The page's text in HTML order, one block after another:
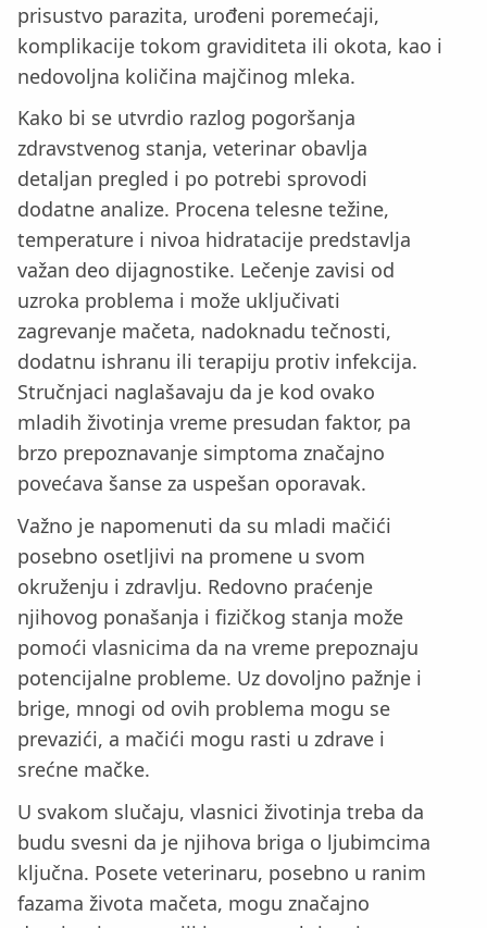
prisustvo parazita, urođeni poremećaji,
komplikacije tokom graviditeta ili okota, kao i
nedovoljna količina majčinog mleka.
Kako bi se utvrdio razlog pogoršanja
zdravstvenog stanja, veterinar obavlja
detaljan pregled i po potrebi sprovodi
dodatne analize. Procena telesne težine,
temperature i nivoa hidratacije predstavlja
važan deo dijagnostike. Lečenje zavisi od
uzroka problema i može uključivati
zagrevanje mačeta, nadoknadu tečnosti,
dodatnu ishranu ili terapiju protiv infekcija.
Stručnjaci naglašavaju da je kod ovako
mladih životinja vreme presudan faktor, pa
brzo prepoznavanje simptoma značajno
povećava šanse za uspešan oporavak.
Važno je napomenuti da su mladi mačići
posebno osetljivi na promene u svom
okruženju i zdravlju. Redovno praćenje
njihovog ponašanja i fizičkog stanja može
pomoći vlasnicima da na vreme prepoznaju
potencijalne probleme. Uz dovoljno pažnje i
brige, mnogi od ovih problema mogu se
prevazići, a mačići mogu rasti u zdrave i
srećne mačke.
U svakom slučaju, vlasnici životinja treba da
budu svesni da je njihova briga o ljubimcima
ključna. Posete veterinaru, posebno u ranim
fazama života mačeta, mogu značajno